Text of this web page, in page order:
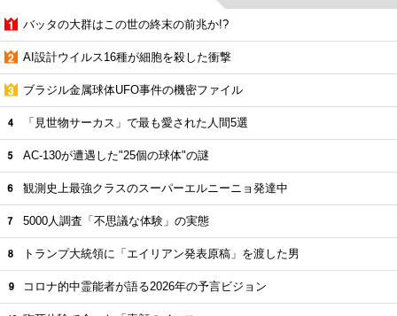
バッタの大群はこの世の終末の前兆か!?
AI設計ウイルス16種が細胞を殺した衝撃
ブラジル金属球体UFO事件の機密ファイル
「見世物サーカス」で最も愛された人間5選
AC-130が遭遇した"25個の球体"の謎
観測史上最強クラスのスーパーエルニーニョ発達中
5000人調査「不思議な体験」の実態
トランプ大統領に「エイリアン発表原稿」を渡した男
コロナ的中霊能者が語る2026年の予言ビジョン